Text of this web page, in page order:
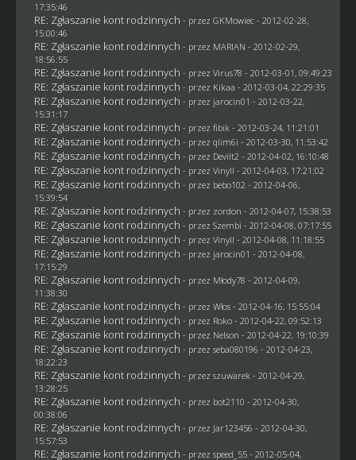
17:35:46
RE: Zgłaszanie kont rodzinnych - przez GKMowiec- 2012-02-28,
15:00:46
RE: Zgłaszanie kont rodzinnych - przez MARIAN - 2012-02-29,
18:56:55
RE: Zgłaszanie kont rodzinnych - przez Virus78 - 2012-03-01, 09:49:23
RE: Zgłaszanie kont rodzinnych - przez Kikaa - 2012-03-04, 22:29:35
RE: Zgłaszanie kont rodzinnych - przez jarocin01 - 2012-03-22,
15:31:17
RE: Zgłaszanie kont rodzinnych - przez fibik- 2012-03-24, 11:21:01
RE: Zgłaszanie kont rodzinnych - przez qlim6i - 2012-03-30, 11:53:42
RE: Zgłaszanie kont rodzinnych - przez Devilt2 - 2012-04-02, 16:10:48
RE: Zgłaszanie kont rodzinnych - przez Vinyll - 2012-04-03, 17:21:02
RE: Zgłaszanie kont rodzinnych - przez bebo102 - 2012-04-06,
15:39:54
RE: Zgłaszanie kont rodzinnych - przez zordon - 2012-04-07, 15:38:53
RE: Zgłaszanie kont rodzinnych - przez Szembi - 2012-04-08, 07:17:55
RE: Zgłaszanie kont rodzinnych - przez Vinyll - 2012-04-08, 11:18:55
RE: Zgłaszanie kont rodzinnych - przez jarocin01 - 2012-04-08,
17:15:29
RE: Zgłaszanie kont rodzinnych - przez Młody78 - 2012-04-09,
11:38:30
RE: Zgłaszanie kont rodzinnych - przez Włos- 2012-04-16, 15:55:04
RE: Zgłaszanie kont rodzinnych - przez Roko- 2012-04-22, 09:52:13
RE: Zgłaszanie kont rodzinnych - przez Nelson - 2012-04-22, 19:10:39
RE: Zgłaszanie kont rodzinnych - przez seba080196 - 2012-04-23,
18:22:23
RE: Zgłaszanie kont rodzinnych - przez szuwarek- 2012-04-29,
13:28:25
RE: Zgłaszanie kont rodzinnych - przez bot2110 - 2012-04-30,
00:38:06
RE: Zgłaszanie kont rodzinnych - przez Jar123456 - 2012-04-30,
15:57:53
RE: Zgłaszanie kont rodzinnych - przez speed_55 - 2012-05-04,